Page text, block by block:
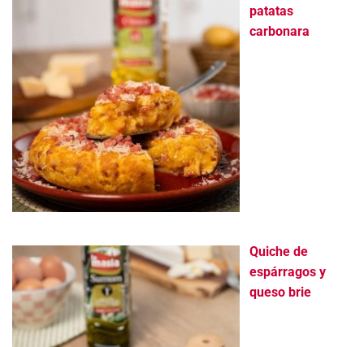
patatas
carbonara
Quiche de
espárragos y
queso brie